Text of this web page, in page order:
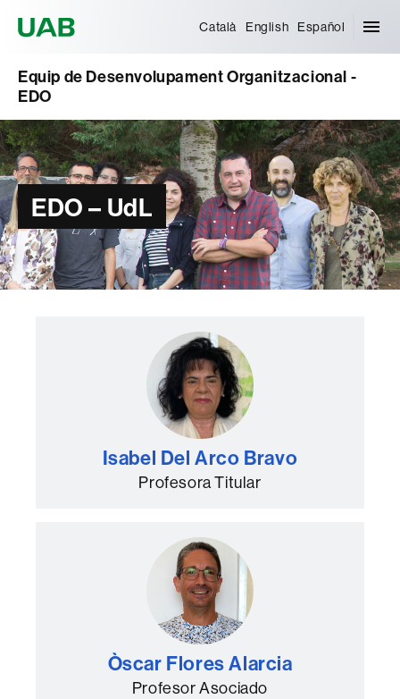
Català English Español
Equip de Desenvolupament Organitzacional -
EDO
EDO – UdL
Isabel Del Arco Bravo
Profesora Titular
Òscar Flores Alarcia
Profesor Asociado